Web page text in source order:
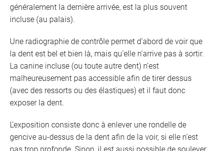
généralement la dernière arrivée, est la plus souvent
incluse (au palais).
Une radiographie de contrôle permet d’abord de voir que
la dent est bel et bien là, mais qu’elle n’arrive pas à sortir.
La canine incluse (ou toute autre dent) n’est
malheureusement pas accessible afin de tirer dessus
(avec des ressorts ou des élastiques) et il faut donc
exposer la dent.
L’exposition consiste donc à enlever une rondelle de
gencive au-dessus de la dent afin de la voir, si elle n’est